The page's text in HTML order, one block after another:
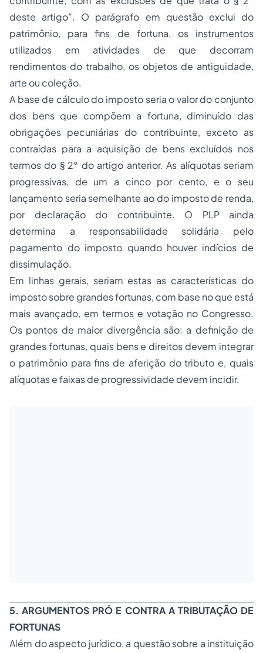
deste artigo”. O parágrafo em questão exclui do
patrimônio, para fins de fortuna, os instrumentos
utilizados em atividades de que decorram
rendimentos do trabalho, os objetos de antiguidade,
arte ou coleção.
A base de cálculo do imposto seria o valor do conjunto
dos bens que compõem a fortuna, diminuído das
obrigações pecuniárias do contribuinte, exceto as
contraídas para a aquisição de bens excluídos nos
termos do § 2° do artigo anterior. As alíquotas seriam
progressivas, de um a cinco por cento, e o seu
lançamento seria semelhante ao do imposto de renda,
por declaração do contribuinte. O PLP ainda
determina a responsabilidade solidária pelo
pagamento do imposto quando houver indícios de
dissimulação.
Em linhas gerais, seriam estas as características do
imposto sobre grandes fortunas, com base no que está
mais avançado, em termos e votação no Congresso.
Os pontos de maior divergência são: a definição de
grandes fortunas, quais bens e direitos devem integrar
o patrimônio para fins de aferição do tributo e, quais
alíquotas e faixas de progressividade devem incidir.
5. ARGUMENTOS PRÓ E CONTRA A TRIBUTAÇÃO DE
FORTUNAS
Além do aspecto jurídico, a questão sobre a instituição